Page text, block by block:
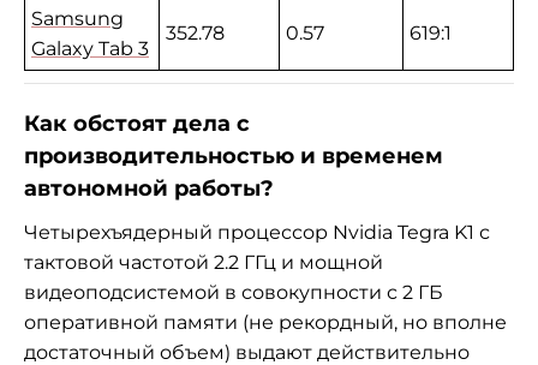
Samsung
Galaxy Tab 3
352.78 0.57 619:1
Как обстоят дела с
производительностью и временем
автономной работы?
Четырехъядерный процессор Nvidia Tegra K1 с
тактовой частотой 2.2 ГГц и мощной
видеоподсистемой в совокупности с 2 ГБ
оперативной памяти (не рекордный, но вполне
достаточный объем) выдают действительно